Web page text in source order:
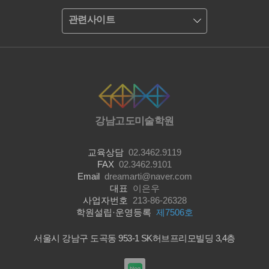
관련사이트
강남고도미술학원
교육상담 02.3462.9119
FAX 02.3462.9101
Email dreamarti@naver.com
대표
이은우
사업자번호
213-86-26328
학원설립·운영등록 제7506호
서울시 강남구 도곡동 953-1 SK허브프리모빌딩 3,4층